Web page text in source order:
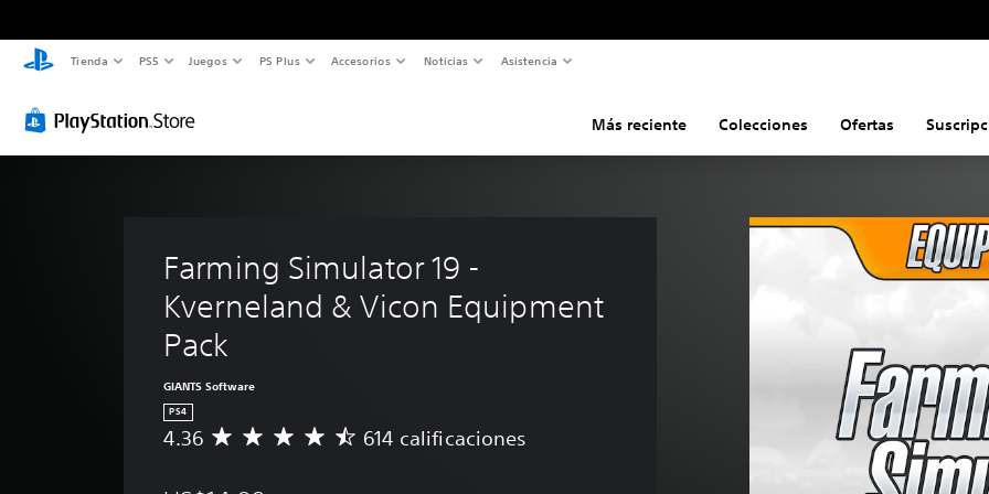
Tienda PS5 Juegos PS Plus Accesorios Noticias Asistencia
Más reciente Colecciones Ofertas
Farming Simulator 19 -
Kverneland & Vicon Equipment
Pack
GIANTS Software
PS4
C
4.36 614 calificaciones